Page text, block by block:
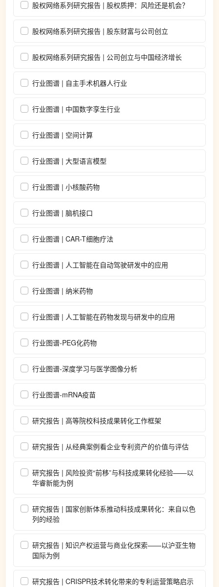
股权网络系列研究报告 | 股权质押：风险还是机会？
股权网络系列研究报告 | 股东财富与公司创立
股权网络系列研究报告 | 公司创立与中国经济增长
行业图谱 | 自主手术机器人行业
行业图谱 | 中国数字孪生行业
行业图谱 | 空间计算
行业图谱 | 大型语言模型
行业图谱 | 小核酸药物
行业图谱 | 脑机接口
行业图谱 | CAR-T细胞疗法
行业图谱 | 人工智能在自动驾驶研发中的应用
行业图谱 | 纳米药物
行业图谱 | 人工智能在药物发现与研发中的应用
行业图谱-PEG化药物
行业图谱-深度学习与医学图像分析
行业图谱-mRNA疫苗
研究报告 | 高等院校科技成果转化工作框架
研究报告 | 从经典案例看企业专利资产的价值与评估
研究报告 | 风险投资“前移”与科技成果转化经验——以
华睿新能为例
研究报告 | 国家创新体系推动科技成果转化：来自以色
列的经验
研究报告 | 知识产权运营与商业化探索——以沪亚生物
国际为例
研究报告 | CRISPR技术转化带来的专利运营策略启示